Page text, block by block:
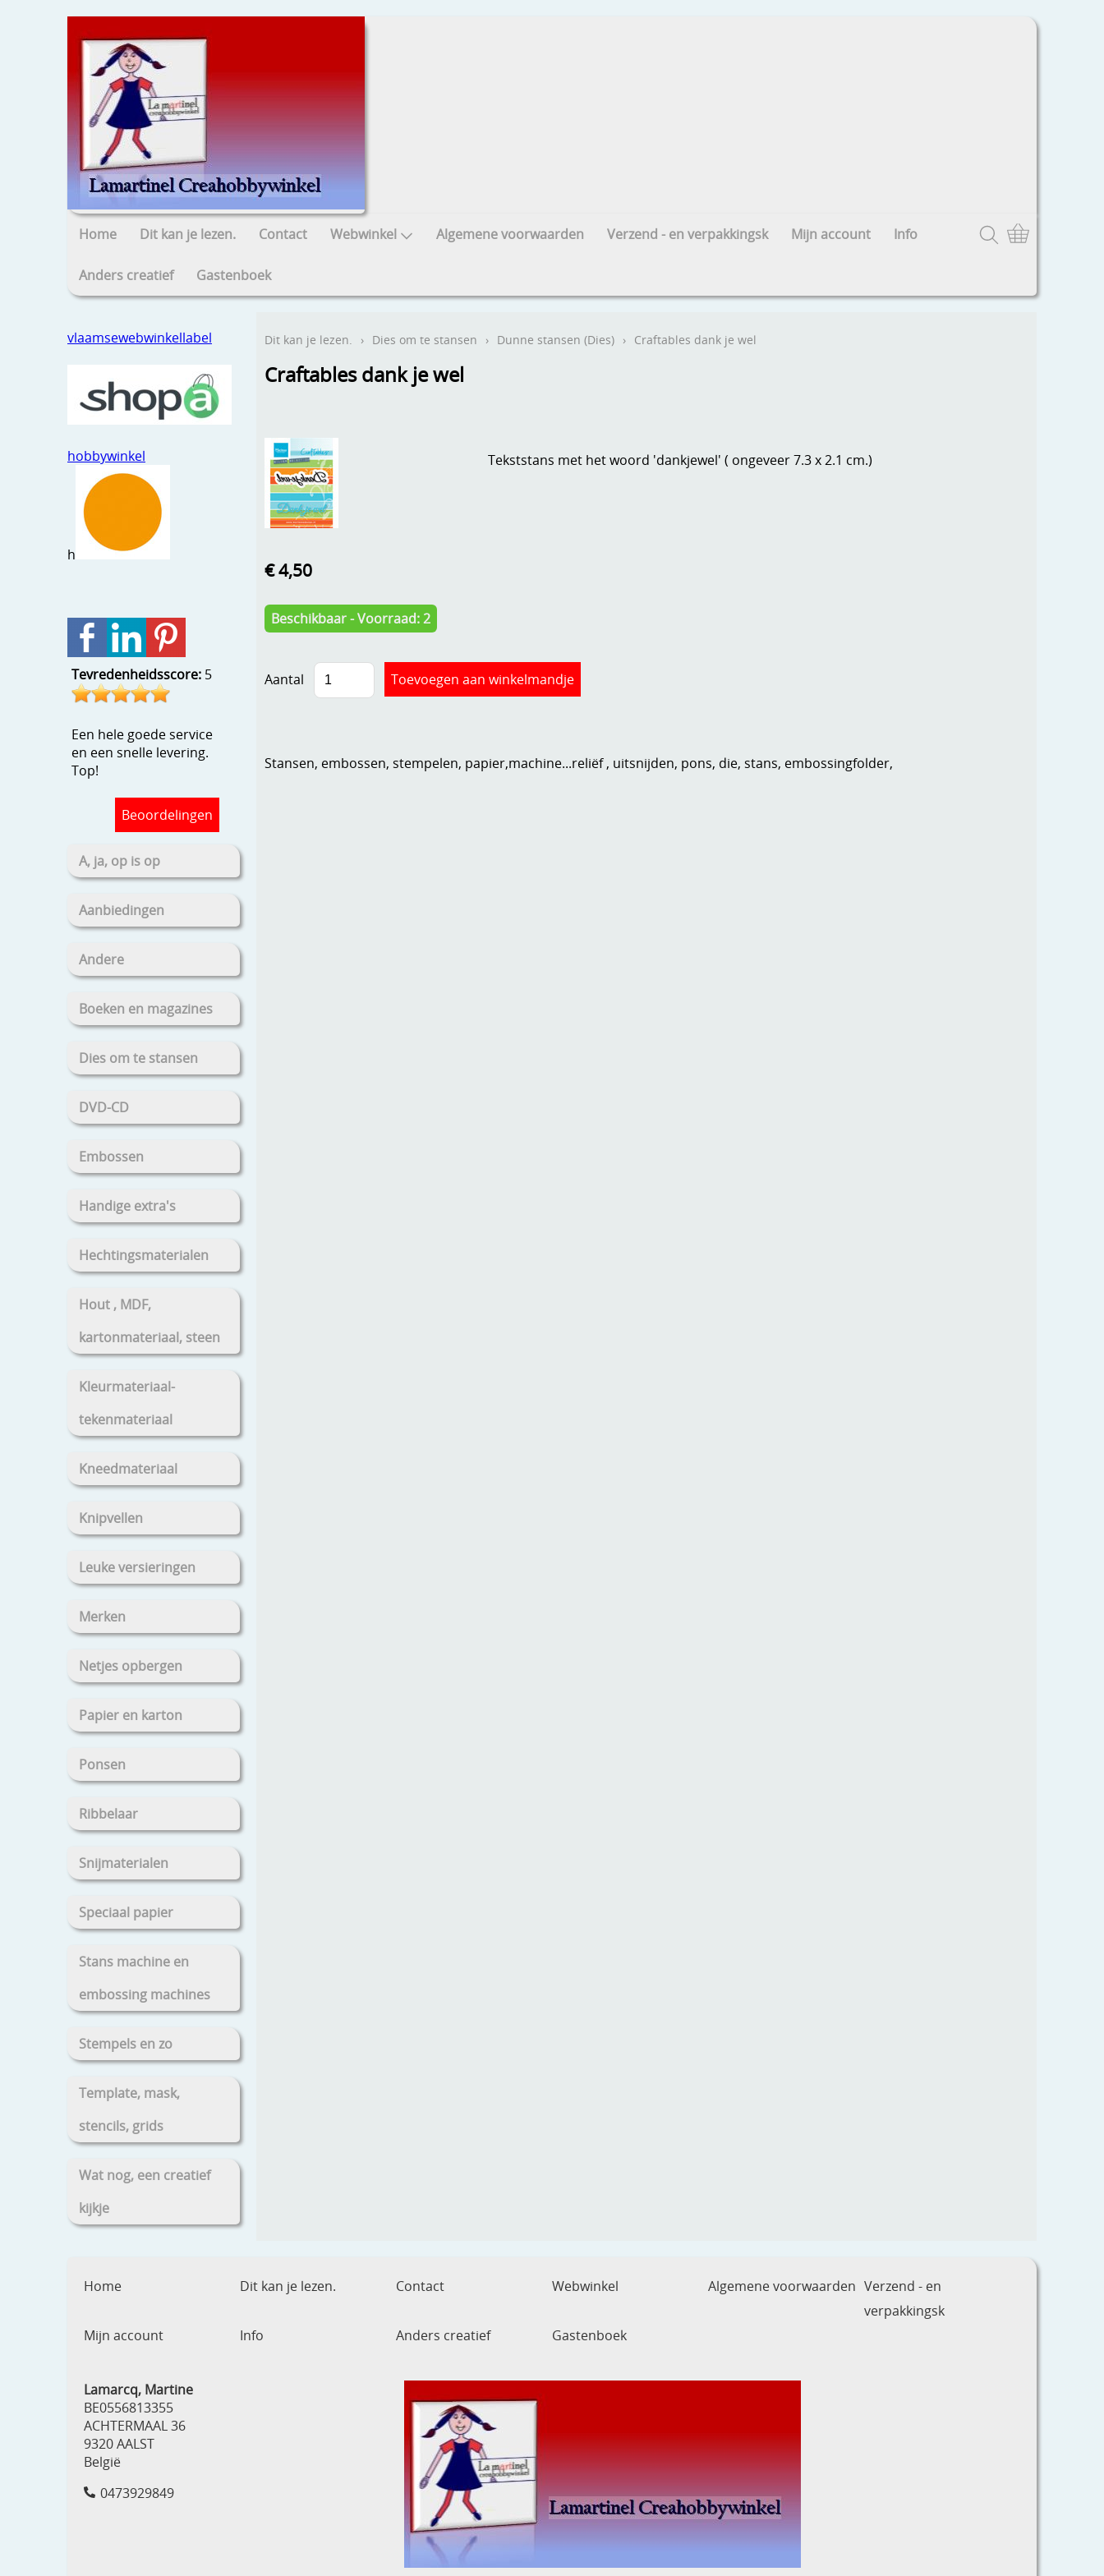
Home Dit kan je lezen. Contact Webwinkel Algemene voorwaarden Verzend - en verpakkingsk Mijn account Info
Anders creatief Gastenboek
vlaamsewebwinkellabel
hobbywinkel
h
Tevredenheidsscore: 5
Een hele goede service
en een snelle levering.
Top!
Beoordelingen
A, ja, op is op
Aanbiedingen
Andere
Boeken en magazines
Dies om te stansen
DVD-CD
Embossen
Handige extra's
Hechtingsmaterialen
Hout , MDF,
kartonmateriaal, steen
Kleurmateriaal-
tekenmateriaal
Kneedmateriaal
Knipvellen
Leuke versieringen
Merken
Netjes opbergen
Papier en karton
Ponsen
Ribbelaar
Snijmaterialen
Speciaal papier
Stans machine en
embossing machines
Stempels en zo
Template, mask,
stencils, grids
Wat nog, een creatief
kijkje
Dit kan je lezen. › Dies om te stansen › Dunne stansen (Dies) › Craftables dank je wel
Craftables dank je wel
Tekststans met het woord 'dankjewel' ( ongeveer 7.3 x 2.1 cm.)
€ 4,50
Beschikbaar - Voorraad: 2
Aantal
Stansen, embossen, stempelen, papier,machine...reliëf , uitsnijden, pons, die, stans, embossingfolder,
Home Dit kan je lezen. Contact Webwinkel Algemene voorwaarden Verzend - en
verpakkingsk
Mijn account
Info Anders creatief Gastenboek
Lamarcq, Martine
BE0556813355
ACHTERMAAL 36
9320 AALST
België
0473929849